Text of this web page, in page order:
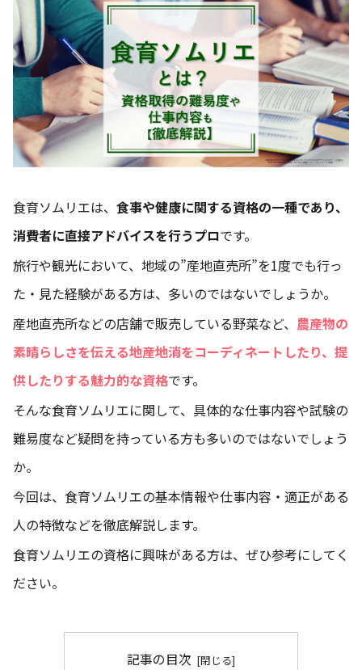
食育ソムリエは、 食事や健康に関する資格の一種であり、
消費者に直接アドバイスを行うプロです。
旅行や観光において、地域の”産地直売所”を1度でも行っ
た・見た経験がある方は、多いのではないでしょうか。
産地直売所などの店舗で販売している野菜など、 農産物の
素晴らしさを伝える地産地消をコーディネートしたり、提
供したりする魅力的な資格です。
そんな食育ソムリエに関して、具体的な仕事内容や試験の
難易度など疑問を持っている方も多いのではないでしょう
か。
今回は、食育ソムリエの基本情報や仕事内容・適正がある
人の特徴などを徹底解説します。
食育ソムリエの資格に興味がある方は、ぜひ参考にしてく
ださい。
記事の目次